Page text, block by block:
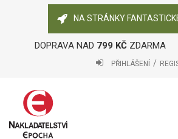
NA STRÁNKY
DOPRAVA NAD 799 KČZDARMA
PŘIHLÁŠENÍ